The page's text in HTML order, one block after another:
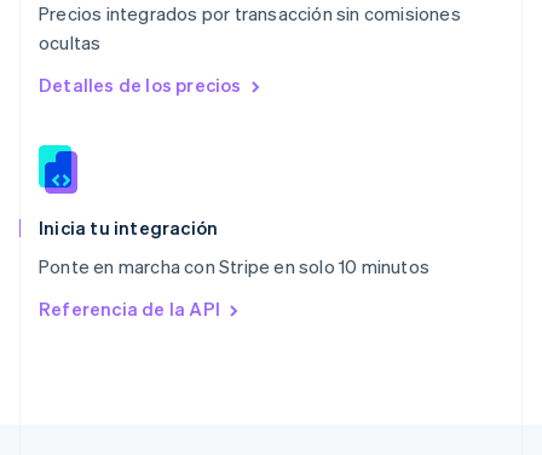
Precios integrados por transacción sin comisiones
ocultas
Detalles de los precios
Inicia tu integración
Ponte en marcha con Stripe en solo 10 minutos
Referencia de la API
NederlandsEnglish
Polonia
English
RAE de Hong Kong, China
Reino Unido
English
English
English